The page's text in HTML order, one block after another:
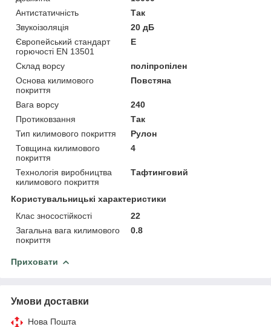
Антистатичність
Так
Звукоізоляція
20 дБ
Європейський стандарт
горючості EN 13501
E
Склад ворсу
поліпропілен
Основа килимового
покриття
Повстяна
Вага ворсу
240
Протиковзання
Так
Тип килимового покриття
Рулон
Товщина килимового
покриття
4
Технологія виробництва
килимового покриття
Тафтинговий
Користувальницькі характеристики
Клас зносостійкості
22
Загальна вага килимового
покриття
0.8
Приховати
Умови доставки
Нова Пошта